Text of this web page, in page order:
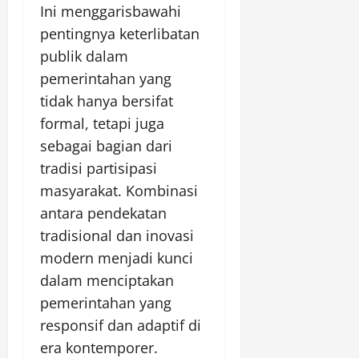
Ini menggarisbawahi
pentingnya keterlibatan
publik dalam
pemerintahan yang
tidak hanya bersifat
formal, tetapi juga
sebagai bagian dari
tradisi partisipasi
masyarakat. Kombinasi
antara pendekatan
tradisional dan inovasi
modern menjadi kunci
dalam menciptakan
pemerintahan yang
responsif dan adaptif di
era kontemporer.